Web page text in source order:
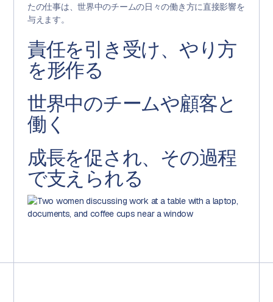
たの仕事は、世界中のチームの日々の働き方に直接影響を
与えます。
責任を引き受け、やり方
を形作る
私たちは、率先して行動し、自分の役割を超えて考える人
を求めています。アイデアを提案し、プロセスを改善し、
製品と会社の両方を形作る自由を持てます。
世界中のチームや顧客と
働く
ベルギーと米国にオフィスを構え、英国、スペイン、カナ
ダにメンバーが在籍するAprooveは、グローバルに事業を
展開しています。地域を越えて協働し、幅広い業界や課題
に触れることができます。
成長を促され、その過程
で支えられる
仕事は厳しいですが、だからこそやりがいがあります。進
歩と貢献を重んじる環境の中で、成長し、学び、能力を広